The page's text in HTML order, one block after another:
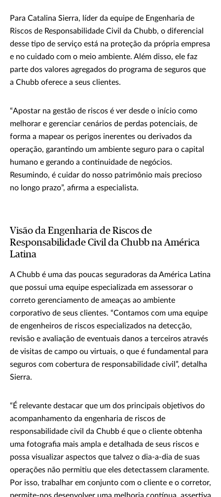
Para Catalina Sierra, líder da equipe de Engenharia de
Riscos de Responsabilidade Civil da Chubb, o diferencial
desse tipo de serviço está na proteção da própria empresa
e no cuidado com o meio ambiente. Além disso, ele faz
parte dos valores agregados do programa de seguros que
a Chubb oferece a seus clientes.
“Apostar na gestão de riscos é ver desde o início como
melhorar e gerenciar cenários de perdas potenciais, de
forma a mapear os perigos inerentes ou derivados da
operação, garantindo um ambiente seguro para o capital
humano e gerando a continuidade de negócios.
Resumindo, é cuidar do nosso patrimônio mais precioso
no longo prazo”, afirma a especialista.
Visão da Engenharia de Riscos de
Responsabilidade Civil da Chubb na América
Latina
A Chubb é uma das poucas seguradoras da América Latina
que possui uma equipe especializada em assessorar o
correto gerenciamento de ameaças ao ambiente
corporativo de seus clientes. “Contamos com uma equipe
de engenheiros de riscos especializados na detecção,
revisão e avaliação de eventuais danos a terceiros através
de visitas de campo ou virtuais, o que é fundamental para
seguros com cobertura de responsabilidade civil”, detalha
Sierra.
“É relevante destacar que um dos principais objetivos do
acompanhamento da engenharia de riscos de
responsabilidade civil da Chubb é que o cliente obtenha
uma fotografia mais ampla e detalhada de seus riscos e
possa visualizar aspectos que talvez o dia-a-dia de suas
operações não permitiu que eles detectassem claramente.
Por isso, trabalhar em conjunto com o cliente e o corretor,